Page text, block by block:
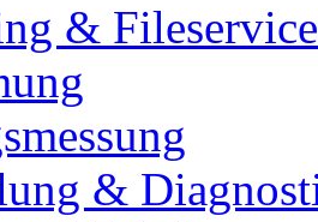
& Fileservice
&